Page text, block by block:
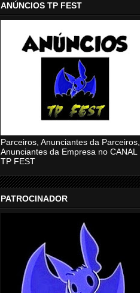
ANÚNCIOS TP FEST
Parceiros, Anunciantes da Parceiros,
Anunciantes da Empresa no CANAL
TP FEST
PATROCINADOR